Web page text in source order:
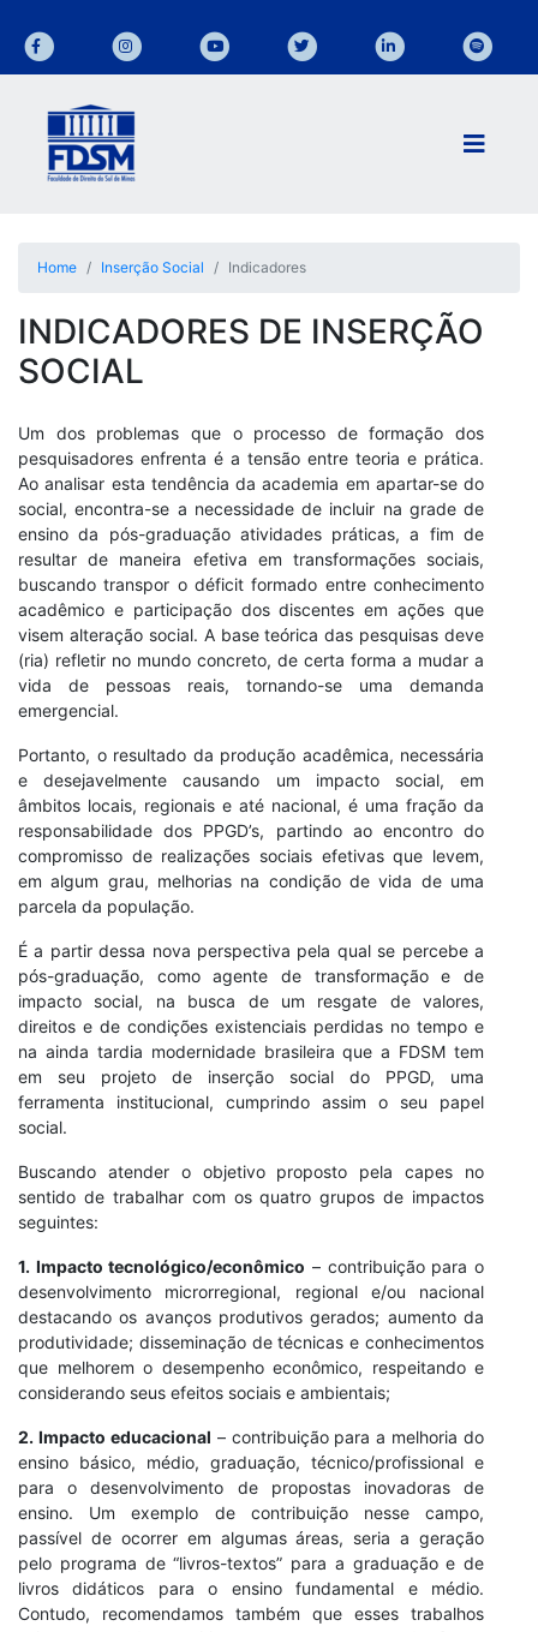
Home Inserção Social Indicadores
INDICADORES DE INSERÇÃO
SOCIAL
Um dos problemas que o processo de formação dos
pesquisadores enfrenta é a tensão entre teoria e prática.
Ao analisar esta tendência da academia em apartar-se do
social, encontra-se a necessidade de incluir na grade de
ensino da pós-graduação atividades práticas, a fim de
resultar de maneira efetiva em transformações sociais,
buscando transpor o déficit formado entre conhecimento
acadêmico e participação dos discentes em ações que
visem alteração social. A base teórica das pesquisas deve
(ria) refletir no mundo concreto, de certa forma a mudar a
vida de pessoas reais, tornando-se uma demanda
emergencial.
Portanto, o resultado da produção acadêmica, necessária
e desejavelmente causando um impacto social, em
âmbitos locais, regionais e até nacional, é uma fração da
responsabilidade dos PPGD’s, partindo ao encontro do
compromisso de realizações sociais efetivas que levem,
em algum grau, melhorias na condição de vida de uma
parcela da população.
É a partir dessa nova perspectiva pela qual se percebe a
pós-graduação, como agente de transformação e de
impacto social, na busca de um resgate de valores,
direitos e de condições existenciais perdidas no tempo e
na ainda tardia modernidade brasileira que a FDSM tem
em seu projeto de inserção social do PPGD, uma
ferramenta institucional, cumprindo assim o seu papel
social.
Buscando atender o objetivo proposto pela capes no
sentido de trabalhar com os quatro grupos de impactos
seguintes:
1. Impacto tecnológico/econômico – contribuição para o
desenvolvimento microrregional, regional e/ou nacional
destacando os avanços produtivos gerados; aumento da
produtividade; disseminação de técnicas e conhecimentos
que melhorem o desempenho econômico, respeitando e
considerando seus efeitos sociais e ambientais;
2. Impacto educacional – contribuição para a melhoria do
ensino básico, médio, graduação, técnico/profissional e
para o desenvolvimento de propostas inovadoras de
ensino. Um exemplo de contribuição nesse campo,
passível de ocorrer em algumas áreas, seria a geração
pelo programa de “livros-textos” para a graduação e de
livros didáticos para o ensino fundamental e médio.
Contudo, recomendamos também que esses trabalhos